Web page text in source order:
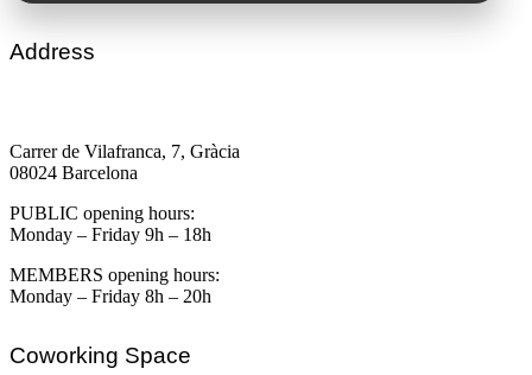
Address
Carrer de Vilafranca, 7, Gràcia
08024 Barcelona
PUBLIC opening hours:
Monday – Friday 9h – 18h
MEMBERS opening hours:
Monday – Friday 8h – 20h
Coworking Space